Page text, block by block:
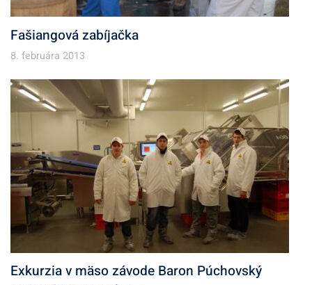
Fašiangová zabíjačka
8. februára 2013
Exkurzia v mäso závode Baron Púchovský